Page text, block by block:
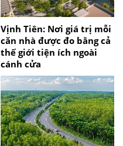
Vịnh Tiên: Nơi giá trị mỗi
căn nhà được đo bằng cả
thế giới tiện ích ngoài
cánh cửa